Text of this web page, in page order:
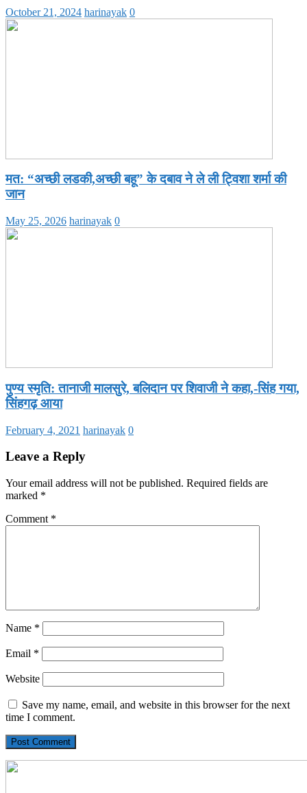
October 21, 2024 harinayak 0
मत: “अच्छी लडकी,अच्छी बहू” के दबाव ने ले ली ट्विशा शर्मा की
जान
May 25, 2026 harinayak 0
पुण्य स्मृति: तानाजी मालसुरे, बलिदान पर शिवाजी ने कहा,-सिंह गया,
सिंहगढ़ आया
February 4, 2021 harinayak 0
Leave a Reply
Your email address will not be published. Required fields are
marked *
Comment *
Name *
Email *
Website
Save my name, email, and website in this browser for the next
time I comment.